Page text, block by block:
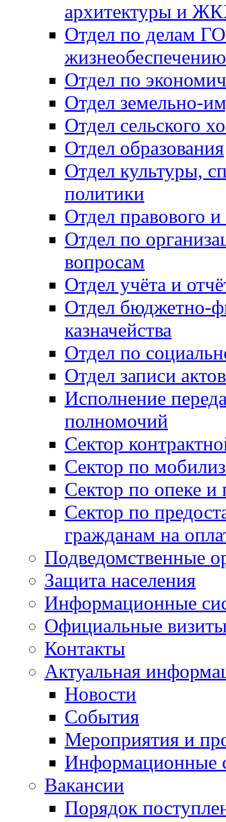
архитектуры и
Отдел по делам
Отдел по
Отдел земельно-
Отдел сельского
Отдел образования
Отдел культуры,
политики
Отдел правового
Отдел по
вопросам
Отдел учёта и
Отдел бюджетно-
казначейства
Отдел по
Отдел записи
Исполнение
полномочий
Сектор
Сектор по
Сектор по опеке и
Сектор по
гражданам на
Подведомственные
Защита населения
Информационные
Официальные
Контакты
Актуальная
Новости
События
Мероприятия и
Информационные
Вакансии
Порядок